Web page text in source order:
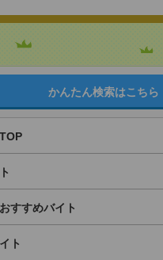
かんたん検索はこちら
すすめバイト
ト